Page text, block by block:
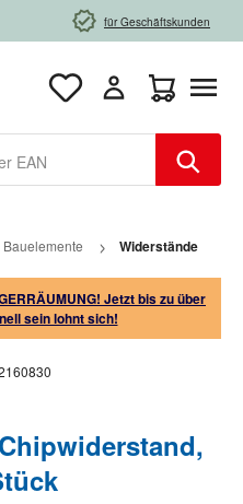
für Geschäftskunden
Bauelemente Widerstände
Jetzt bis zu über
sein lohnt sich!